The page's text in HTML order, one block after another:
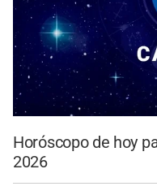
Horóscopo de hoy
2026